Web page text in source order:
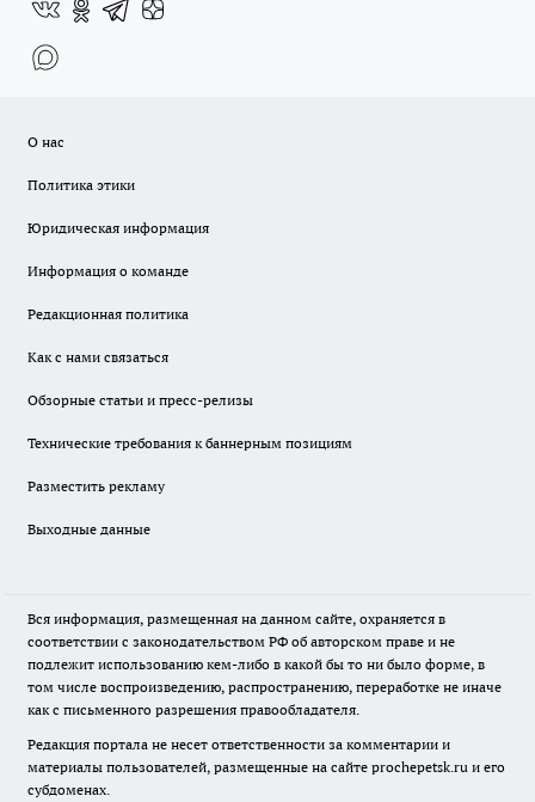
О нас
Политика этики
Юридическая информация
Информация о команде
Редакционная политика
Как с нами связаться
Обзорные статьи и пресс-релизы
Технические требования к баннерным позициям
Разместить рекламу
Выходные данные
Вся информация, размещенная на данном сайте, охраняется в
соответствии с законодательством РФ об авторском праве и не
подлежит использованию кем-либо в какой бы то ни было форме, в
том числе воспроизведению, распространению, переработке не иначе
как с письменного разрешения правообладателя.
Редакция портала не несет ответственности за комментарии и
материалы пользователей, размещенные на сайте prochepetsk.ru и его
субдоменах.